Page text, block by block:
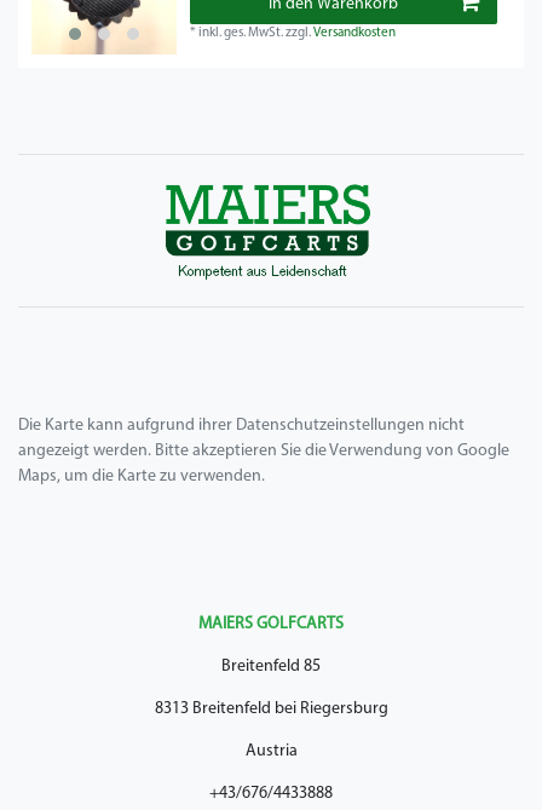
In den Warenkorb
*inkl. ges. MwSt.zzgl.Versandkosten
Die Karte kann aufgrund ihrer Datenschutzeinstellungen nicht
angezeigt werden. Bitte akzeptieren Sie die Verwendung von Google
Maps, um die Karte zu verwenden.
MAIERS GOLFCARTS
Breitenfeld 85
8313 Breitenfeld bei Riegersburg
Austria
+43/676/4433888